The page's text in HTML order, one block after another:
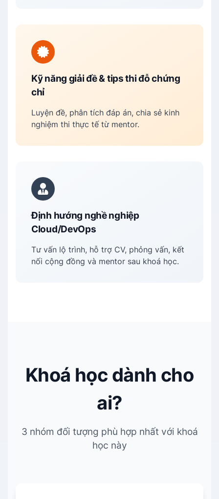
Kỹ năng giải đề & tips thi đỗ chứng
chỉ
Luyện đề, phân tích đáp án, chia sẻ kinh
nghiệm thi thực tế từ mentor.
Định hướng nghề nghiệp
Cloud/DevOps
Tư vấn lộ trình, hỗ trợ CV, phỏng vấn, kết
nối cộng đồng và mentor sau khoá học.
Khoá học dành cho
ai?
3 nhóm đối tượng phù hợp nhất với khoá
học này